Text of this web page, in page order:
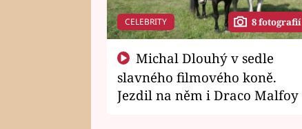
CELEBRITY 8 fotografií
slavného filmového koně.
Jezdil na něm i Draco Malfoy